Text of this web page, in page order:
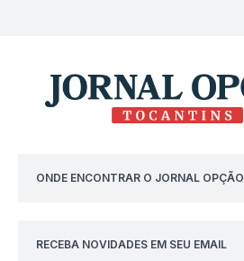
ONDE ENCONTRAR O JORNAL OPÇÃO
RECEBA NOVIDADES EM SEU EMAIL